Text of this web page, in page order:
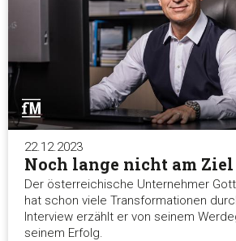
22.12.2023
Noch lange nicht am Ziel
Der österreichische Unternehmer
hat schon viele Transformationen
Interview erzählt er von seinem
seinem Erfolg.